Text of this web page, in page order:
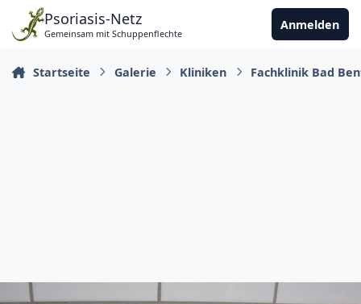
Zu Inhalt springen
Psoriasis-Netz
Gemeinsam mit Schuppenflechte
Anmelden
Startseite Galerie Kliniken Fachklinik Bad